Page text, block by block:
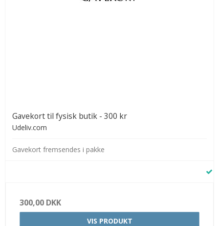
Gavekort til fysisk butik - 300 kr
Udeliv.com
Gavekort fremsendes i pakke
300,00 DKK
VIS PRODUKT